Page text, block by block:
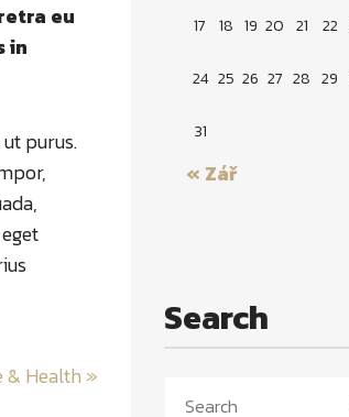
eu
in
purus.
& Health »
17 18 19 20 21 22
24 25 26 27 28 29
31
« Zář
Search